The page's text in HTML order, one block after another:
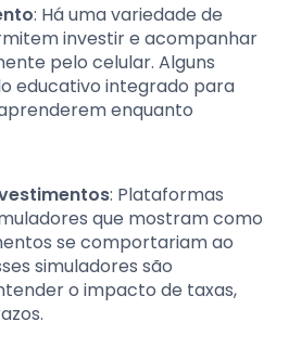
: Há uma variedade de
investir e acompanhar
pelo celular. Alguns
educativo integrado para
enquanto
: Plataformas
que mostram como
se comportariam ao
simuladores são
o impacto de taxas,